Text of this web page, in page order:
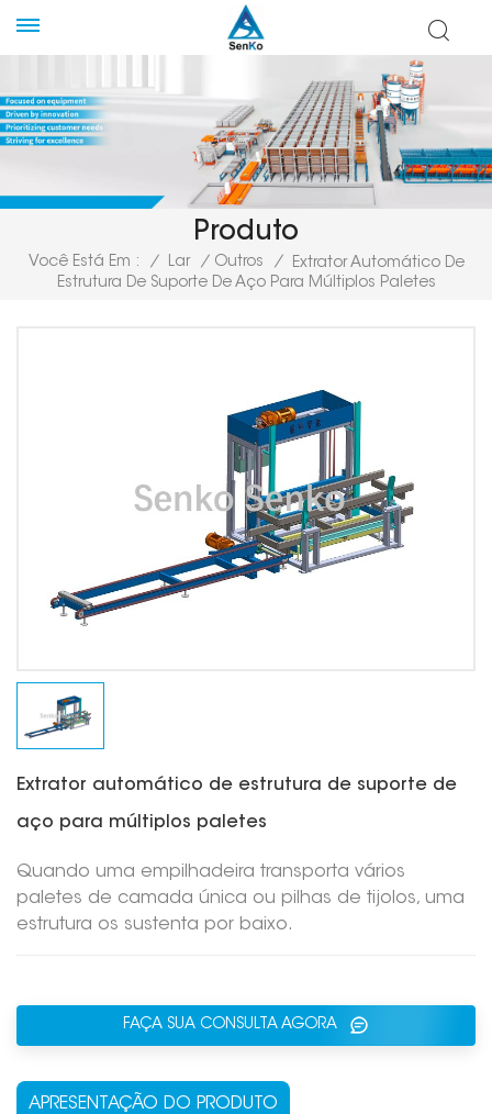
Produto
Você Está Em : / Lar / Outros /
Extrator Automático De
Estrutura De Suporte De Aço Para Múltiplos Paletes
Extrator automático de estrutura de suporte de
aço para múltiplos paletes
Quando uma empilhadeira transporta vários
paletes de camada única ou pilhas de tijolos, uma
estrutura os sustenta por baixo.
FAÇA SUA CONSULTA AGORA
APRESENTAÇÃO DO PRODUTO